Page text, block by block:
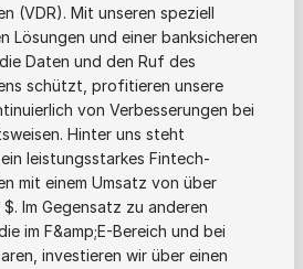
(VDR). Mit unseren speziell
Lösungen und einer banksicheren
Daten und den Ruf des
schützt, profitieren unsere
von Verbesserungen bei
Hinter uns steht
ein leistungsstarkes Fintech-
mit einem Umsatz von über
Im Gegensatz zu anderen
im F&amp;E-Bereich und bei
investieren wir über einen